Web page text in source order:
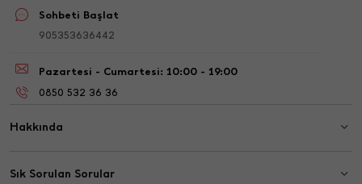
Sohbeti Başlat
905353636442
Pazartesi - Cumartesi: 10:00 - 19:00
0850 532 36 36
Hakkında
Sık Sorulan Sorular